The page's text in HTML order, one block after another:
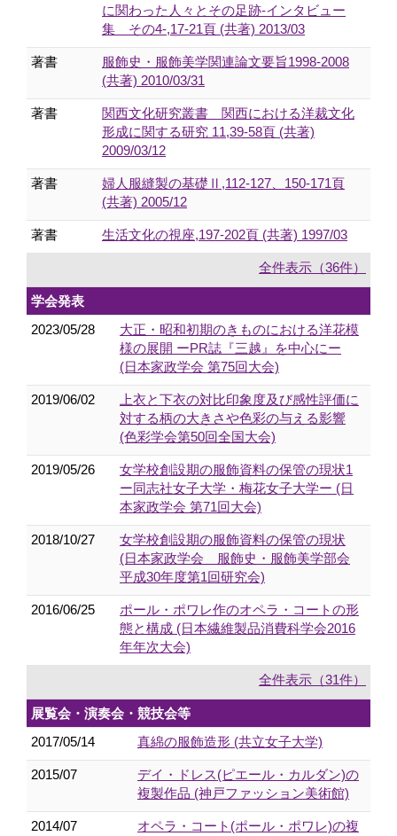
に関わった人々とその足跡-インタビュー
集 その4-,17-21頁 (共著) 2013/03
著書
服飾史・服飾美学関連論文要旨1998-2008
(共著) 2010/03/31
著書
関西文化研究叢書 関西における洋裁文化
形成に関する研究 11,39-58頁 (共著)
2009/03/12
著書
婦人服縫製の基礎Ⅱ,112-127、150-171頁
(共著) 2005/12
著書 生活文化の視座,197-202頁 (共著) 1997/03
全件表示（36件）
学会発表
2023/05/28
大正・昭和初期のきものにおける洋花模
様の展開 ーPR誌『三越』を中心にー
(日本家政学会 第75回大会)
2019/06/02
上衣と下衣の対比印象度及び感性評価に
対する柄の大きさや色彩の与える影響
(色彩学会第50回全国大会)
2019/05/26
女学校創設期の服飾資料の保管の現状1
ー同志社女子大学・梅花女子大学ー (日
本家政学会 第71回大会)
2018/10/27
女学校創設期の服飾資料の保管の現状
(日本家政学会 服飾史・服飾美学部会
平成30年度第1回研究会)
2016/06/25
ポール・ポワレ作のオペラ・コートの形
態と構成 (日本繊維製品消費科学会2016
年年次大会)
全件表示（31件）
展覧会・演奏会・競技会等
2017/05/14
真綿の服飾造形 (共立女子大学)
2015/07
デイ・ドレス(ピエール・カルダン)の
複製作品 (神戸ファッション美術館)
2014/07
オペラ・コート(ポール・ポワレ)の複